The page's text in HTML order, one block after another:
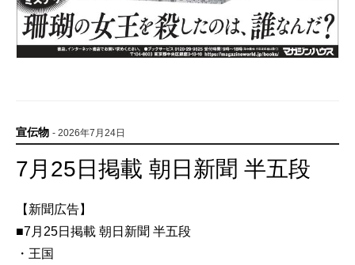
宣伝物 - 2026年7月24日
7月25日掲載 朝日新聞 半五段
【新聞広告】
■7月25日掲載 朝日新聞 半五段
・王国